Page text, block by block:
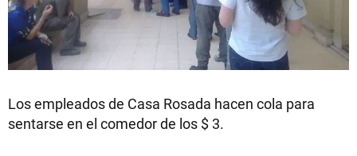
Los empleados de Casa Rosada hacen cola para
sentarse en el comedor de los $ 3.